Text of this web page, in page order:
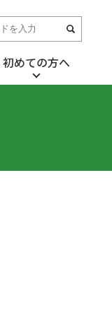
初めての方へ